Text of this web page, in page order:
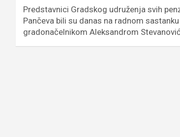
Predstavnici Gradskog udruženja svih
Pančeva bili su danas na radnom
gradonačelnikom Aleksandrom